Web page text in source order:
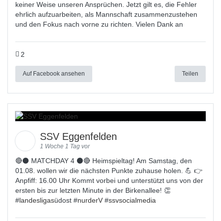
keiner Weise unseren Ansprüchen. Jetzt gilt es, die Fehler
ehrlich aufzuarbeiten, als Mannschaft zusammenzustehen
und den Fokus nach vorne zu richten. Vielen Dank an
2
Auf Facebook ansehen Teilen
SSV Eggenfelden
1 Woche 1 Tag vor
🔴⚫ MATCHDAY 4 ⚫🔴 Heimspieltag! Am Samstag, den
01.08. wollen wir die nächsten Punkte zuhause holen. 💪 👉
Anpfiff: 16.00 Uhr Kommt vorbei und unterstützt uns von der
ersten bis zur letzten Minute in der Birkenallee! 👏
#landesligasüdost #nurderV #ssvsocialmedia